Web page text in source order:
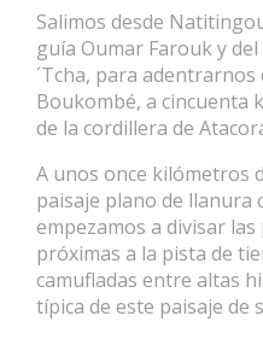
Salimos desde
guía Oumar Farouk y
´Tcha, para
Boukombé, a cincuenta
de la cordillera de
A unos once kilómetros
paisaje plano de llanura
empezamos a divisar
próximas a la pista de
camufladas entre altas
típica de este paisaje de